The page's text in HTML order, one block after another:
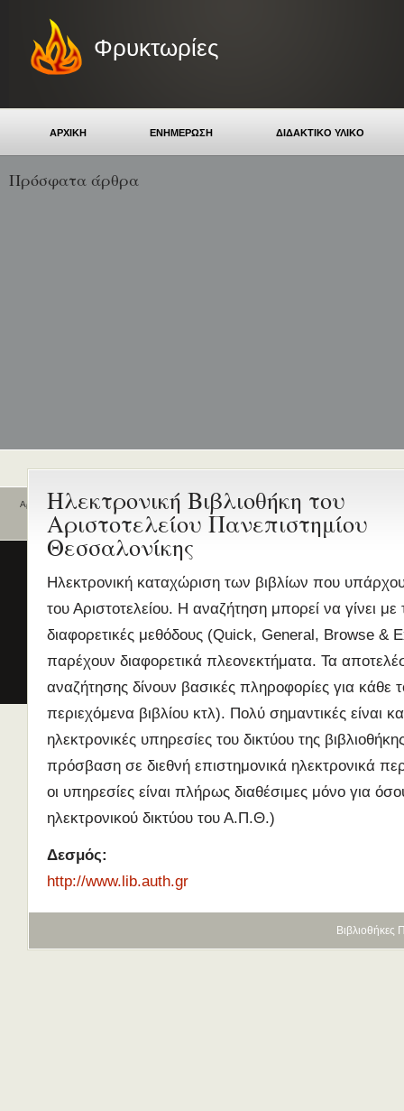
Φρυκτωρίες
ΑΡΧΙΚΗ ΕΝΗΜΕΡΩΣΗ ΔΙΔΑΚΤΙΚΟ ΥΛΙΚΟ
Πρόσφατα άρθρα
Ηλεκτρονική Βιβλιοθήκη του
Αριστοτελείου Πανεπιστημίου
Θεσσαλονίκης
Ηλεκτρονική καταχώριση των βιβλίων που
του Αριστοτελείου. Η αναζήτηση μπορεί να γίνει με
διαφορετικές μεθόδους (Quick, General, Browse &
παρέχουν διαφορετικά πλεονεκτήματα. Τα
αναζήτησης δίνουν βασικές πληροφορίες για κάθε
περιεχόμενα βιβλίου κτλ). Πολύ σημαντικές είναι
ηλεκτρονικές υπηρεσίες του δικτύου της
πρόσβαση σε διεθνή επιστημονικά ηλεκτρονικά
οι υπηρεσίες είναι πλήρως διαθέσιμες μόνο για
ηλεκτρονικού δικτύου του Α.Π.Θ.)
Δεσμός:
http://www.lib.auth.gr
Βιβλιοθήκες
Αρχική
Ποιοι είναι εδώ
Είναι εδώ αυτή τη στιγμή0 χρήστες
0 επισκέπτες
Ενεργά θέματα
Διδασκαλία της Ελληνικής ως
Δεύτερης/Ξένης Γλώσσας
(Εξ Αποστάσεως) από το Παν/
Λευκωσίας σε συνεργασία με
Πρώτο Διεθνές Συνέδριο
Νεοελληνικών Σπουδών
Εδώ Πολυτεχνείο!
Τα διδακτικά εγχειρίδια
περισσότερα